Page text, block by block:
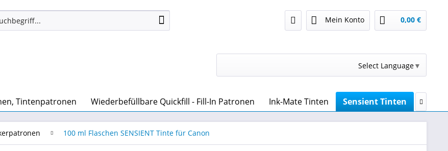
Mein Konto 0,00 €
Select Language▼
Tintenpatronen Wiederbefüllbare Quickfill - Fill-In Patronen Ink-Mate Tinten Sensient Tinten OCP

100 ml Flaschen SENSIENT Tinte für Canon